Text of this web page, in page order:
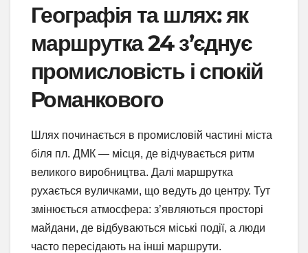
Географія та шлях: як
маршрутка 24 з’єднує
промисловість і спокій
Романкового
Шлях починається в промисловій частині міста
біля пл. ДМК — місця, де відчувається ритм
великого виробництва. Далі маршрутка
рухається вуличками, що ведуть до центру. Тут
змінюється атмосфера: з’являються просторі
майдани, де відбуваються міські події, а люди
часто пересідають на інші маршрути.